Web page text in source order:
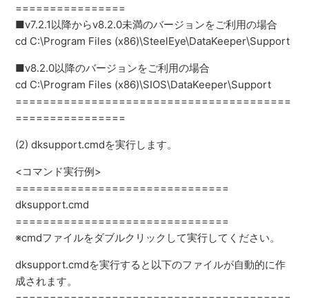
================
■v7.2.1以降からv8.2.0未満のバージョンをご利用の場合
cd C:\Program Files (x86)\SteelEye\DataKeeper\Support
■v8.2.0以降のバージョンをご利用の場合
cd C:\Program Files (x86)\SIOS\DataKeeper\Support
========================================
================
(2) dksupport.cmdを実行します。
<コマンド実行例>
===============================
dksupport.cmd
===============================
※cmdファイルをダブルクリックして実行してください。
dksupport.cmdを実行すると以下のファイルが自動的に作
成されます。